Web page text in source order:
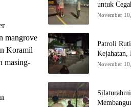
mangrove
Koramil
masing-
untuk
Barat
November
Patroli
Kejahatan,
November